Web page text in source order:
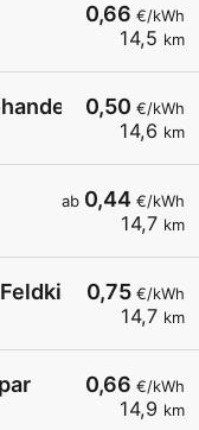
0,66 €/kWh
14,5 km
0,50 €/kWh
14,6 km
und Service
ab 0,44 €/kWh
14,7 km
0,75 €/kWh
14,7 km
an der
0,66 €/kWh
14,9 km